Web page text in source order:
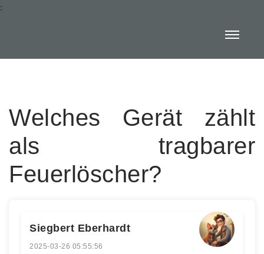
:
Welches Gerät zählt
als tragbarer
Feuerlöscher?
Siegbert Eberhardt
2025-03-26 05:55:56